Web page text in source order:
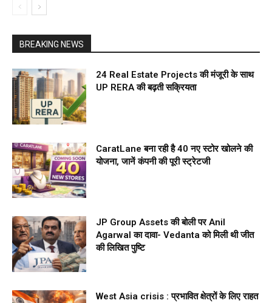
BREAKING NEWS
24 Real Estate Projects की मंजूरी के साथ
UP RERA की बढ़ती सक्रियता
CaratLane बना रही है 40 नए स्टोर खोलने की
योजना, जानें कंपनी की पूरी स्ट्रेटजी
JP Group Assets की बोली पर Anil
Agarwal का दावा- Vedanta को मिली थी जीत
की लिखित पुष्टि
West Asia crisis : प्रभावित क्षेत्रों के लिए राहत